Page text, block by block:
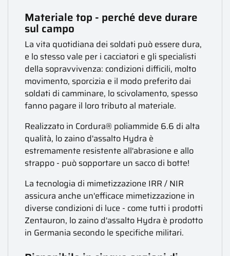
Materiale top - perché deve durare
sul campo
La vita quotidiana dei soldati può essere dura,
e lo stesso vale per i cacciatori e gli specialisti
della sopravvivenza: condizioni difficili, molto
movimento, sporcizia e il modo preferito dai
soldati di camminare, lo scivolamento, spesso
fanno pagare il loro tributo al materiale.
Realizzato in Cordura® poliammide 6.6 di alta
qualità, lo zaino d'assalto Hydra è
estremamente resistente all'abrasione e allo
strappo - può sopportare un sacco di botte!
La tecnologia di mimetizzazione IRR / NIR
assicura anche un'efficace mimetizzazione in
diverse condizioni di luce - come tutti i prodotti
Zentauron, lo zaino d'assalto Hydra è prodotto
in Germania secondo le specifiche militari.